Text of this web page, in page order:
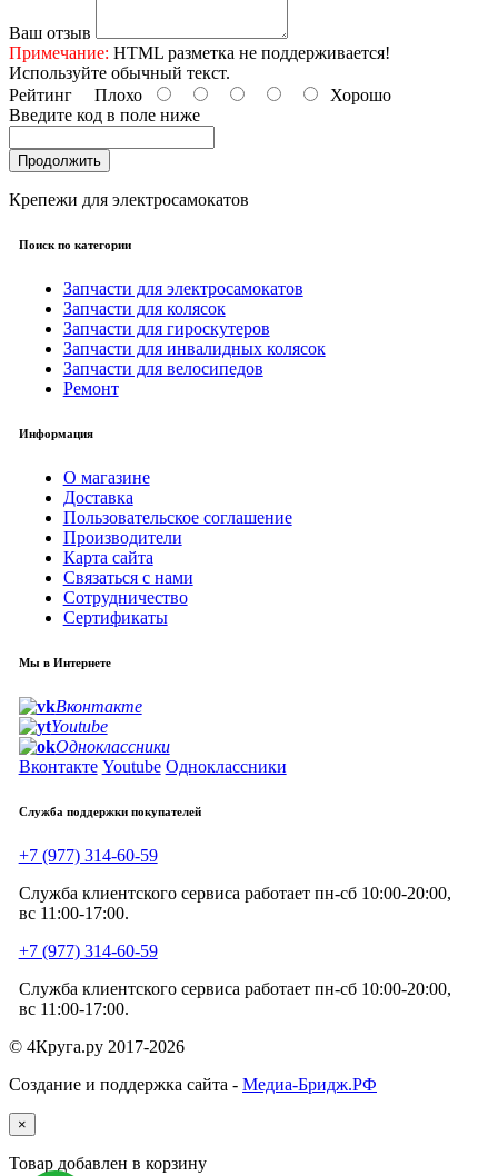
Ваш отзыв
Примечание: HTML разметка не поддерживается!
Используйте обычный текст.
Рейтинг Плохо
Хорошо
Введите код в поле ниже
Продолжить
Крепежи для электросамокатов
Поиск по категории
Запчасти для электросамокатов
Запчасти для колясок
Запчасти для гироскутеров
Запчасти для инвалидных колясок
Запчасти для велосипедов
Ремонт
Информация
О магазине
Доставка
Пользовательское соглашение
Производители
Карта сайта
Связаться с нами
Сотрудничество
Сертификаты
Мы в Интернете
Вконтакте
Youtube
Одноклассники
Вконтакте Youtube Одноклассники
Служба поддержки покупателей
+7 (977) 314-60-59
Служба клиентского сервиса работает пн-сб 10:00-20:00,
вс 11:00-17:00.
+7 (977) 314-60-59
Служба клиентского сервиса работает пн-сб 10:00-20:00,
вс 11:00-17:00.
© 4Круга.ру 2017-2026
Создание и поддержка сайта - Медиа-Бридж.РФ
×
Товар добавлен в корзину